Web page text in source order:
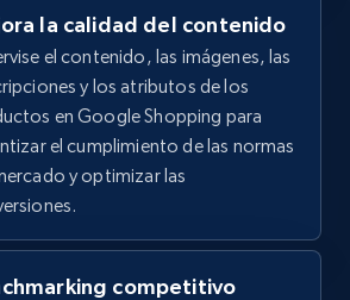
name, Description, Detailed
Return policy, and more.
Title, Seller name, Seller rating,
Root category, and
la calidad del contenido
el contenido, las imágenes, las
y los atributos de los
en Google Shopping para
el cumplimiento de las normas
y optimizar las
competitivo